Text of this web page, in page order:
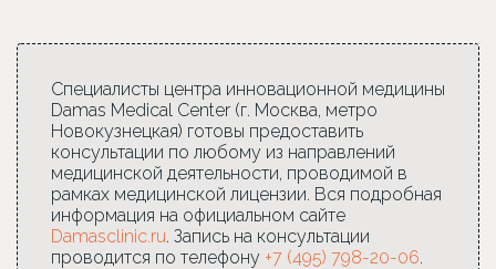
Специалисты центра инновационной медицины
Damas Medical Center (г. Москва, метро
Новокузнецкая) готовы предоставить
консультации по любому из направлений
медицинской деятельности, проводимой в
рамках медицинской лицензии. Вся подробная
информация на официальном сайте
Damasclinic.ru. Запись на консультации
проводится по телефону +7 (495) 798-20-06.